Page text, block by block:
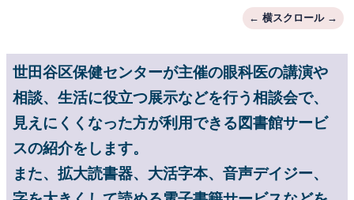
世田谷区保健センターが主催の眼科医の講演や
相談、生活に役立つ展示などを行う相談会で、
見えにくくなった方が利用できる図書館サービ
スの紹介をします。
また、拡大読書器、大活字本、音声デイジー、